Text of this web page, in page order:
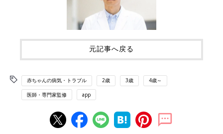
元記事へ戻る
赤ちゃんの病気・トラブル 2歳 3歳 4歳～
医師・専門家監修 app